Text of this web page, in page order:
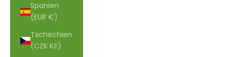
Spanien
(EUR €)
Tschechien
(CZK Kč)